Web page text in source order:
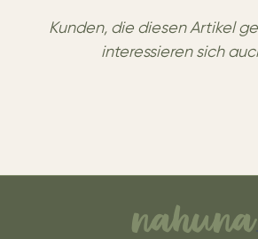
Kunden, die diesen Artikel
interessieren sich
nahuna